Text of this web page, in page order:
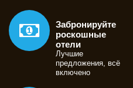
Забронируйте
роскошные
отели
Лучшие
предложения, всё
включено